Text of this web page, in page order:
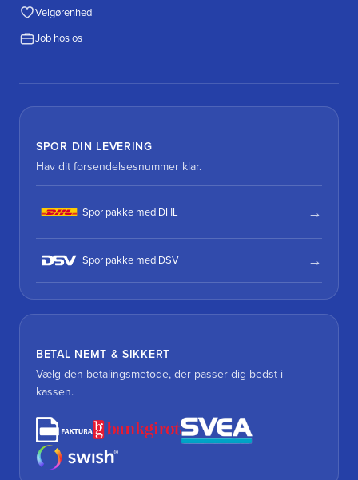
Velgørenhed
Job hos os
SPOR DIN LEVERING
Hav dit forsendelsesnummer klar.
Spor pakke med DHL
Spor pakke med DSV
BETAL NEMT & SIKKERT
Vælg den betalingsmetode, der passer dig bedst i
kassen.